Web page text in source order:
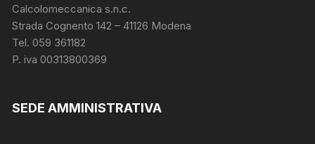
Calcolomeccanica s.n.c.
Strada Cognento 142 – 41126 Modena
Tel. 059 361182
P. iva 00313800369
SEDE AMMINISTRATIVA